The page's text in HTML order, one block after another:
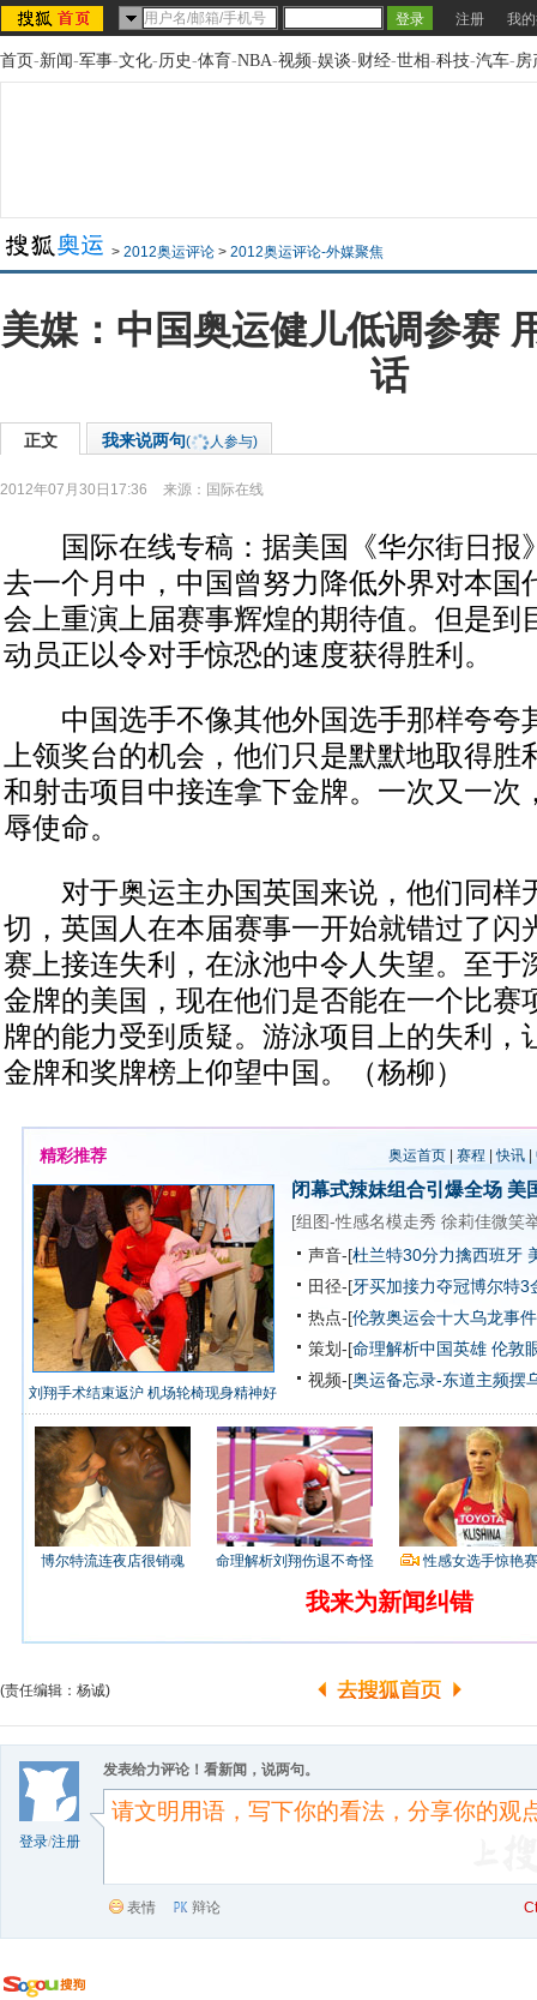
注册 我
首页-新闻-军事-文化-历史-体育-NBA-视频-娱谈-财经-世相-科技-汽车-房
> 2012奥运评论 > 2012奥运评论-外媒聚焦
美媒：中国奥运健儿低调参赛
话
正文 我来说两句( 人参与)
2012年07月30日17:36 来源： 国际在线
国际在线专稿：据美国《华尔街日报
去一个月中，中国曾努力降低外界对本国
会上重演上届赛事辉煌的期待值。但是到
动员正以令对手惊恐的速度获得胜利。
中国选手不像其他外国选手那样夸夸
上领奖台的机会，他们只是默默地取得胜
和射击项目中接连拿下金牌。一次又一次
辱使命。
对于奥运主办国英国来说，他们同样
切，英国人在本届赛事一开始就错过了闪
赛上接连失利，在泳池中令人失望。至于
金牌的美国，现在他们是否能在一个比赛
牌的能力受到质疑。游泳项目上的失利，
金牌和奖牌榜上仰望中国。（杨柳）
精彩推荐 奥运首页| 赛程 |快讯|
刘翔手术结束返沪 机场轮椅现身精神好
闭幕式辣妹组合引爆全场 美
[组图-性感名模走秀 徐莉佳微笑
声音-[杜兰特30分力擒西班牙
田径-[牙买加接力夺冠博尔特3
热点-[伦敦奥运会十大乌龙事件
策划-[命理解析中国英雄 伦敦
视频-[奥运备忘录-东道主频摆
博尔特流连夜店很销魂 命理解析刘翔伤退不奇怪 性感女选手惊艳
我来为新闻纠错
(责任编辑：杨诚)
登录/注册
发表给力评论！看新闻，说两句。
表情 辩论